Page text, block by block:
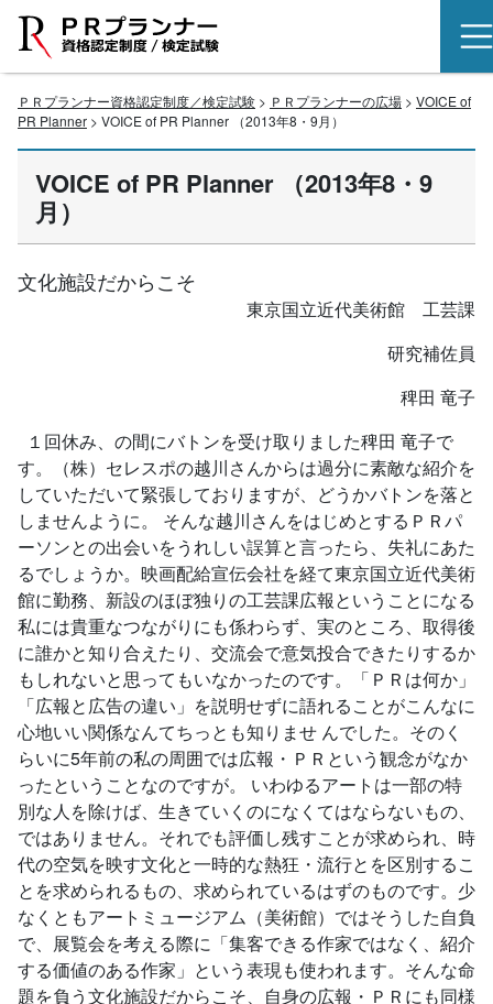
ＰＲプランナー資格認定制度／検定試験 > ＰＲプランナーの広場 > VOICE of
PR Planner > VOICE of PR Planner （2013年8・9月）
VOICE of PR Planner （2013年8・9
月）
文化施設だからこそ
東京国立近代美術館 工芸課
研究補佐員
稗田 竜子
１回休み、の間にバトンを受け取りました稗田 竜子で
す。（株）セレスポの越川さんからは過分に素敵な紹介を
していただいて緊張しておりますが、どうかバトンを落と
しませんように。 そんな越川さんをはじめとするＰＲパ
ーソンとの出会いをうれしい誤算と言ったら、失礼にあた
るでしょうか。映画配給宣伝会社を経て東京国立近代美術
館に勤務、新設のほぼ独りの工芸課広報ということになる
私には貴重なつながりにも係わらず、実のところ、取得後
に誰かと知り合えたり、交流会で意気投合できたりするか
もしれないと思ってもいなかったのです。「ＰＲは何か」
「広報と広告の違い」を説明せずに語れることがこんなに
心地いい関係なんてちっとも知りませ んでした。そのく
らいに5年前の私の周囲では広報・ＰＲという観念がなか
ったということなのですが。 いわゆるアートは一部の特
別な人を除けば、生きていくのになくてはならないもの、
ではありません。それでも評価し残すことが求められ、時
代の空気を映す文化と一時的な熱狂・流行とを区別するこ
とを求められるもの、求められているはずのものです。少
なくともアートミュージアム（美術館）ではそうした自負
で、展覧会を考える際に「集客できる作家ではなく、紹介
する価値のある作家」という表現も使われます。そんな命
題を負う文化施設だからこそ、自身の広報・ＰＲにも同様